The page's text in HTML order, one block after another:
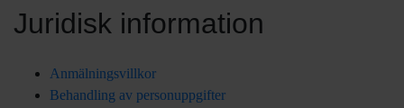
Juridisk information
Anmälningsvillkor
Behandling av personuppgifter